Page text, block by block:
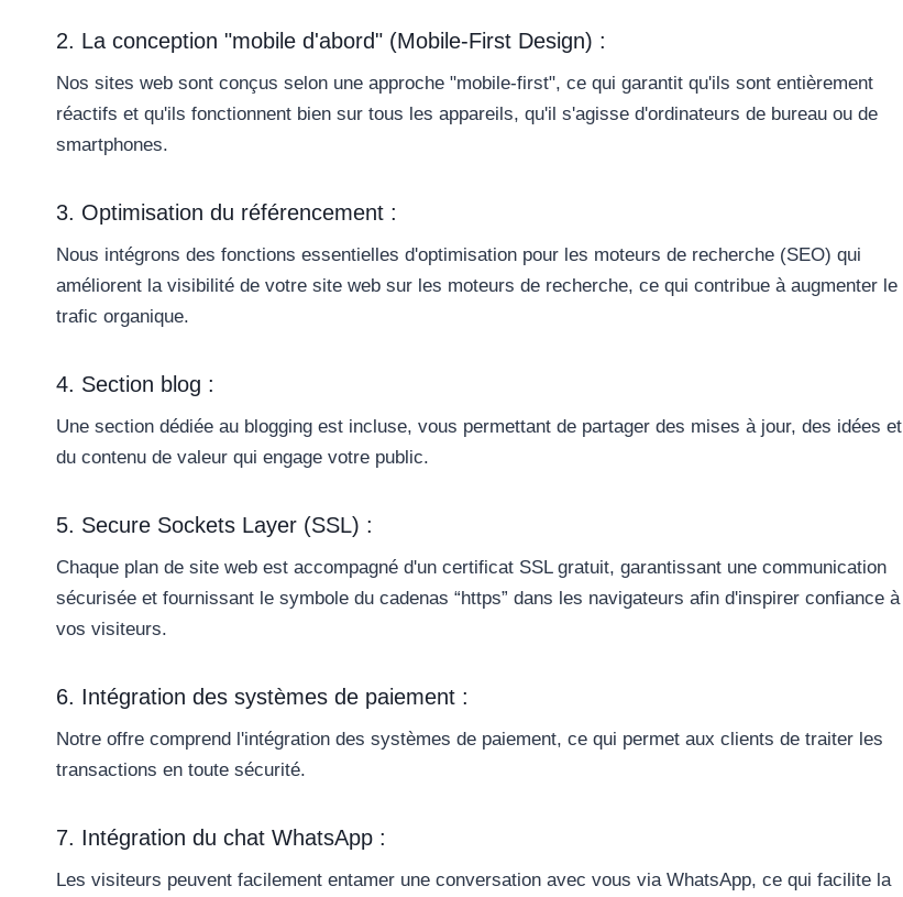
2. La conception "mobile d'abord" (Mobile-First Design) :
Nos sites web sont conçus selon une approche "mobile-first", ce qui garantit qu'ils sont entièrement
réactifs et qu'ils fonctionnent bien sur tous les appareils, qu'il s'agisse d'ordinateurs de bureau ou de
smartphones.
3. Optimisation du référencement :
Nous intégrons des fonctions essentielles d'optimisation pour les moteurs de recherche (SEO) qui
améliorent la visibilité de votre site web sur les moteurs de recherche, ce qui contribue à augmenter le
trafic organique.
4. Section blog :
Une section dédiée au blogging est incluse, vous permettant de partager des mises à jour, des idées et
du contenu de valeur qui engage votre public.
5. Secure Sockets Layer (SSL) :
Chaque plan de site web est accompagné d'un certificat SSL gratuit, garantissant une communication
sécurisée et fournissant le symbole du cadenas “https” dans les navigateurs afin d'inspirer confiance à
vos visiteurs.
6. Intégration des systèmes de paiement :
Notre offre comprend l'intégration des systèmes de paiement, ce qui permet aux clients de traiter les
transactions en toute sécurité.
7. Intégration du chat WhatsApp :
Les visiteurs peuvent facilement entamer une conversation avec vous via WhatsApp, ce qui facilite la